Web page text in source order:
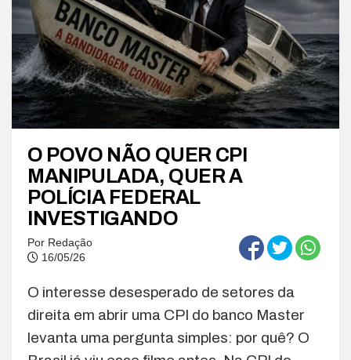
O POVO NÃO QUER CPI
MANIPULADA, QUER A
POLÍCIA FEDERAL
INVESTIGANDO
Por Redação
16/05/26
O interesse desesperado de setores da
direita em abrir uma CPI do banco Master
levanta uma pergunta simples: por quê? O